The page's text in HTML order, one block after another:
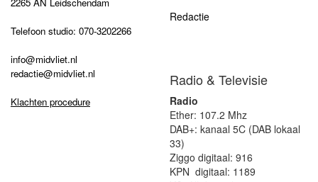
Telefoon studio: 070-3202266
info@midvliet.nl
redactie@midvliet.nl
Klachten procedure
Redactie
Radio & Televisie
Radio
Ether: 107.2 Mhz
DAB+: kanaal 5C (DAB lokaal
33)
Ziggo digitaal: 916
KPN digitaal: 1189